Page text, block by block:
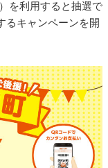
を利用すると抽選で
るキャンペーンを開